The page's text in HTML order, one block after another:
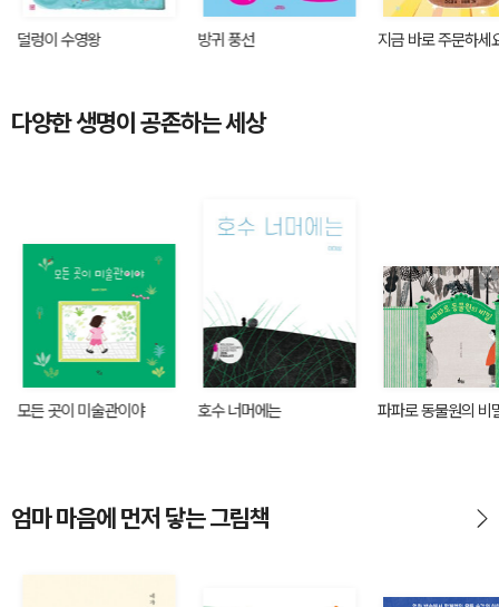
덜렁이 수영왕 방귀 풍선 지금 바로 주문하세
다양한 생명이 공존하는 세상
모든 곳이 미술관이야 호수 너머에는 파파로 동물원의 비
엄마 마음에 먼저 닿는 그림책